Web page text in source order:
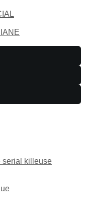
serial killeuse